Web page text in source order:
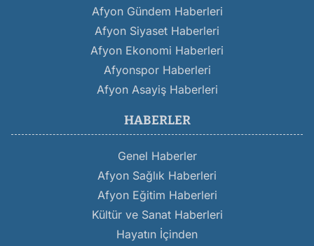
Afyon Gündem Haberleri
Afyon Siyaset Haberleri
Afyon Ekonomi Haberleri
Afyonspor Haberleri
Afyon Asayiş Haberleri
HABERLER
Genel Haberler
Afyon Sağlık Haberleri
Afyon Eğitim Haberleri
Kültür ve Sanat Haberleri
Hayatın İçinden